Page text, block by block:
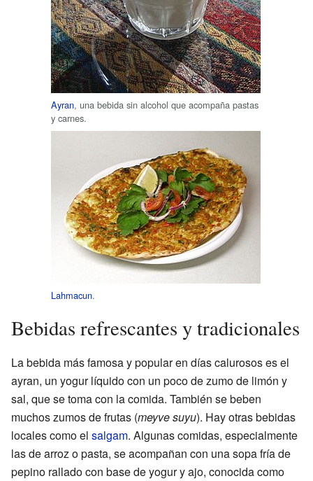
Ayran, una bebida sin alcohol que acompaña pastas
y carnes.
Lahmacun.
Bebidas refrescantes y tradicionales
La bebida más famosa y popular en días calurosos es el
ayran, un yogur líquido con un poco de zumo de limón y
sal, que se toma con la comida. También se beben
muchos zumos de frutas (meyve suyu). Hay otras bebidas
locales como el salgam. Algunas comidas, especialmente
las de arroz o pasta, se acompañan con una sopa fría de
pepino rallado con base de yogur y ajo, conocida como